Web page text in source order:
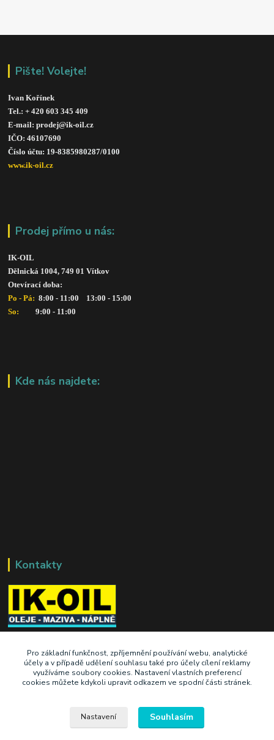
Pište! Volejte!
Ivan Kořínek
Tel.: + 420 603 345 409
E-mail: prodej@ik-oil.cz
IČO: 46107690
Číslo účtu: 19-8385980287/0100
www.ik-oil.cz
Prodej přímo u nás:
IK-OIL
Dělnická 1004, 749 01 Vítkov
Otevírací doba:
Po - Pá: 8:00 - 11:00    13:00 - 15:00
So:
      9:00 - 11:00
Kde nás najdete:
Kontakty
+420 603 345 409
prodej@ik-oil.cz
Pro základní funkčnost, zpříjemnění používání webu, analytické
účely a v případě udělení souhlasu také pro účely cílení reklamy
využíváme soubory cookies. Nastavení vlastních preferencí
cookies můžete kdykoli upravit odkazem ve spodní části stránek.
Nastavení Souhlasím